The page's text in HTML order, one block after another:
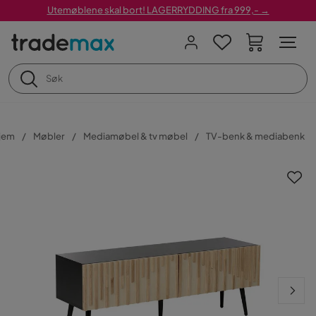
Utemøblene skal bort! LAGERRYDDING fra 999,- →
Møbler Mediamøbel & tv møbel TV-benk & mediabenk